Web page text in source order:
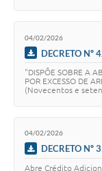
04/02/2026
DECRETO Nº
"DISPÕE SOBRE A
POR EXCESSO DE
(Novecentos e
04/02/2026
DECRETO Nº
Abre Crédito